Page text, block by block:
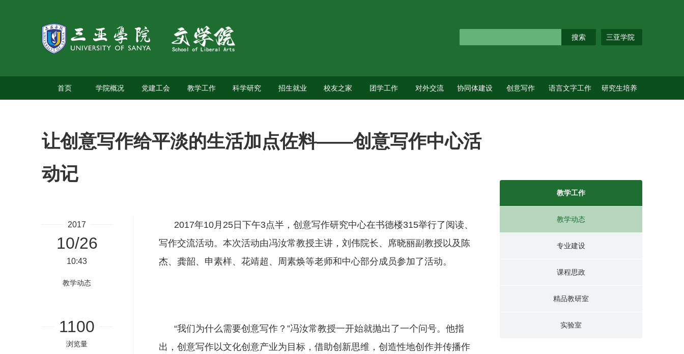
三亚学院
首页 学院概况 党建工会 教学工作 科学研究 招生就业 校友之家 团学工作 对外交流 协同体建设 创意写作 语言文字工作 研究生培养
让创意写作给平淡的生活加点佐料——创意写作中心活
动记
2017
10/26
10:43
教学动态
1100
浏览量
2017年10月25日下午3点半，创意写作研究中心在书德楼315举行了阅读、
写作交流活动。本次活动由冯汝常教授主讲，刘伟院长、席晓丽副教授以及陈
杰、龚韶、申素样、花靖超、周素焕等老师和中心部分成员参加了活动。
“我们为什么需要创意写作？”冯汝常教授一开始就抛出了一个问号。他指
出，创意写作以文化创意产业为目标，借助创新思维，创造性地创作并传播作
教学工作
教学动态
专业建设
课程思政
精品教研室
实验室